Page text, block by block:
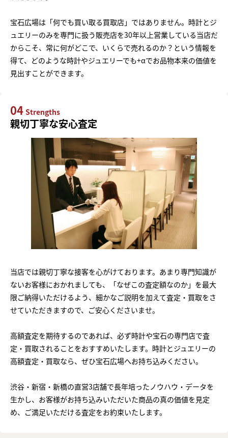
宝石広場は「何でも買い取る買取店」ではありません。時計とジ
ュエリーのみを専門に扱う販売店を30年以上営業している当店だ
からこそ、常に何がどこで、いくらで売れるのか？という情報を
得て、どのような時計やジュエリーでも+αでお品物本来の価値を
見出すことができます。
04 Strengths
親切丁寧な安心査定
当店では親切丁寧な接客を心がけております。あまり専門知識が
ないお客様におかれましても、「なぜこの査定額なのか」を最大
限ご納得いただけるよう、細かなご説明を加えて査定・買取をさ
せていただきますので、ご安心くださいませ。
高額査定を期待するのであれば、必ず時計や宝石の専門店で査
定・買取されることをおすすめいたします。時計とジュエリーの
高額査定・買取なら、ぜひ宝石広場へお持ち込みください。
渋谷・新宿・新橋の直営3店舗で長年培ったノウハウ・データを
生かし、お客様がお持ち込みいただいた商品の真の価値を見定
め、ご満足いただける査定をお約束いたします。